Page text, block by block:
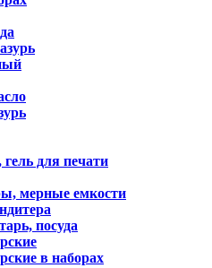
для печати
мерные емкости
посуда
в наборах